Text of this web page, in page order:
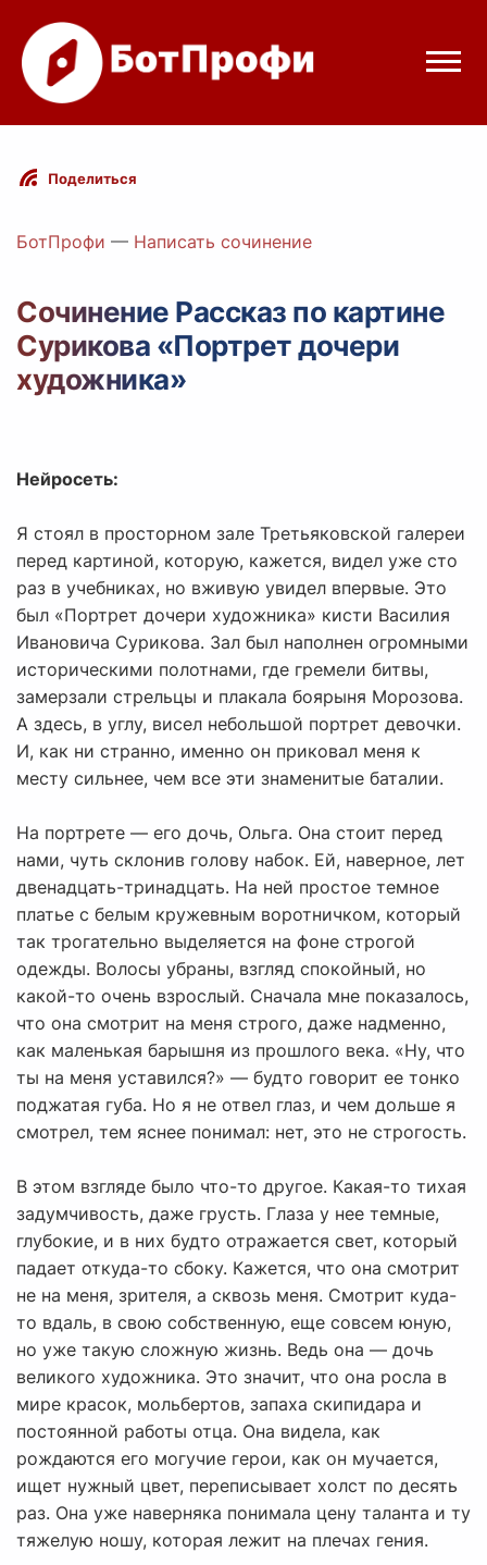
Режимы бота
Цены
Вход с Telegram
Поделиться
БотПрофи — Написать сочинение
Сочинение Рассказ по картине
Сурикова «Портрет дочери
художника»
Нейросеть:
Я стоял в просторном зале Третьяковской галереи
перед картиной, которую, кажется, видел уже сто
раз в учебниках, но вживую увидел впервые. Это
был «Портрет дочери художника» кисти Василия
Ивановича Сурикова. Зал был наполнен огромными
историческими полотнами, где гремели битвы,
замерзали стрельцы и плакала боярыня Морозова.
А здесь, в углу, висел небольшой портрет девочки.
И, как ни странно, именно он приковал меня к
месту сильнее, чем все эти знаменитые баталии.
На портрете — его дочь, Ольга. Она стоит перед
нами, чуть склонив голову набок. Ей, наверное, лет
двенадцать-тринадцать. На ней простое темное
платье с белым кружевным воротничком, который
так трогательно выделяется на фоне строгой
одежды. Волосы убраны, взгляд спокойный, но
какой-то очень взрослый. Сначала мне показалось,
что она смотрит на меня строго, даже надменно,
как маленькая барышня из прошлого века. «Ну, что
ты на меня уставился?» — будто говорит ее тонко
поджатая губа. Но я не отвел глаз, и чем дольше я
смотрел, тем яснее понимал: нет, это не строгость.
В этом взгляде было что-то другое. Какая-то тихая
задумчивость, даже грусть. Глаза у нее темные,
глубокие, и в них будто отражается свет, который
падает откуда-то сбоку. Кажется, что она смотрит
не на меня, зрителя, а сквозь меня. Смотрит куда-
то вдаль, в свою собственную, еще совсем юную,
но уже такую сложную жизнь. Ведь она — дочь
великого художника. Это значит, что она росла в
мире красок, мольбертов, запаха скипидара и
постоянной работы отца. Она видела, как
рождаются его могучие герои, как он мучается,
ищет нужный цвет, переписывает холст по десять
раз. Она уже наверняка понимала цену таланта и ту
тяжелую ношу, которая лежит на плечах гения.